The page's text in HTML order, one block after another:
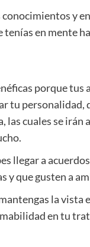
y
en mente
porque
tu
cuales se
llegar a
y que gusten a
la vista
en tu